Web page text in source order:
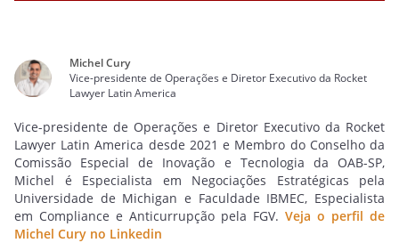
Michel Cury
Vice-presidente de Operações e Diretor Executivo da Rocket
Lawyer Latin America
Vice-presidente de Operações e Diretor Executivo da Rocket
Lawyer Latin America desde 2021 e Membro do Conselho da
Comissão Especial de Inovação e Tecnologia da OAB-SP,
Michel é Especialista em Negociações Estratégicas pela
Universidade de Michigan e Faculdade IBMEC, Especialista
em Compliance e Anticurrupção pela FGV. Veja o perfil de
Michel Cury no Linkedin